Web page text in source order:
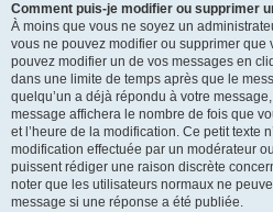
Comment puis-je modifier ou supprimer
À moins que vous ne soyez un
vous ne pouvez modifier ou supprimer que
pouvez modifier un de vos messages en
dans une limite de temps après que le
quelqu’un a déjà répondu à votre
message affichera le nombre de fois que
et l’heure de la modification. Ce petit texte
modification effectuée par un modérateur
puissent rédiger une raison discrète
noter que les utilisateurs normaux ne
message si une réponse a été publiée.